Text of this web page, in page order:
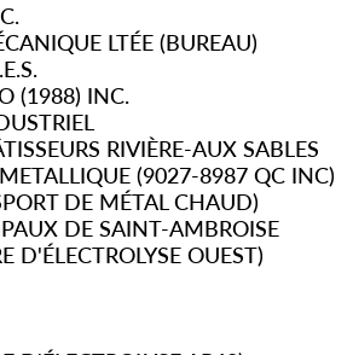
LTÉE (BUREAU)
(1988) INC.
RIVIÈRE-AUX SABLES
(9027-8987 QC INC)
DE MÉTAL CHAUD)
DE SAINT-AMBROISE
D'ÉLECTROLYSE OUEST)